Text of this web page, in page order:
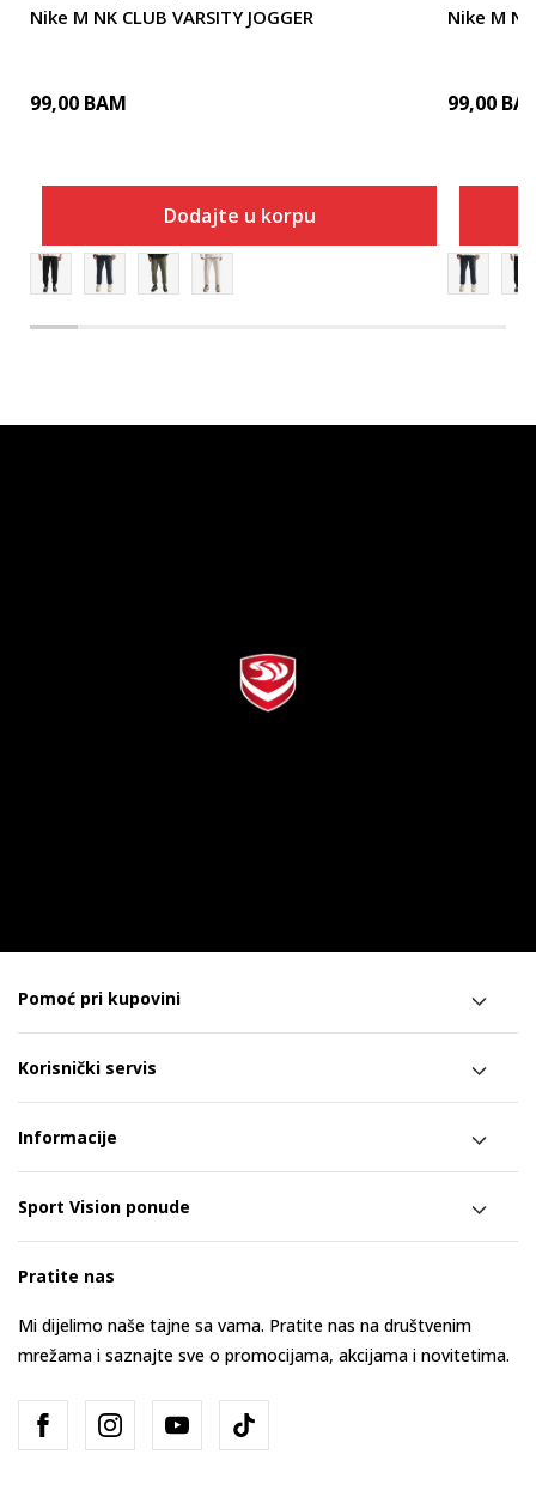
Nike M NK CLUB VARSITY JOGGER
99,00 BAM
Dodajte u korpu
Nike M NK
99,00
Pomoć pri kupovini
Korisnički servis
Informacije
Sport Vision ponude
Pratite nas
Mi dijelimo naše tajne sa vama. Pratite nas na društvenim
mrežama i saznajte sve o promocijama, akcijama i novitetima.